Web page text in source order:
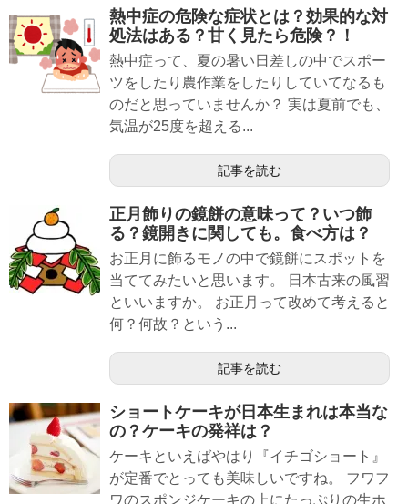
熱中症の危険な症状とは？効果的な対
処法はある？甘く見たら危険？！
熱中症って、夏の暑い日差しの中でスポー
ツをしたり農作業をしたりしていてなるも
のだと思っていませんか？ 実は夏前でも、
気温が25度を超える...
記事を読む
正月飾りの鏡餅の意味って？いつ飾
る？鏡開きに関しても。食べ方は？
お正月に飾るモノの中で鏡餅にスポットを
当ててみたいと思います。 日本古来の風習
といいますか。 お正月って改めて考えると
何？何故？という...
記事を読む
ショートケーキが日本生まれは本当な
の？ケーキの発祥は？
ケーキといえばやはり『イチゴショート』
が定番でとっても美味しいですね。 フワフ
ワのスポンジケーキの上にたっぷりの生ホ